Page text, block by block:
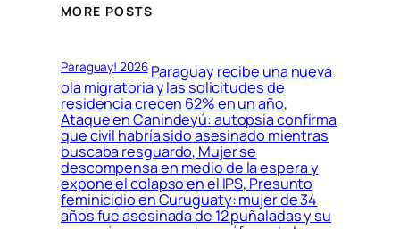
MORE POSTS
Paraguay! 2026Paraguay recibe una nueva
ola migratoria y las solicitudes de
residencia crecen 62% en un año,
Ataque en Canindeyú: autopsia confirma
que civil habría sido asesinado mientras
buscaba resguardo, Mujer se
descompensa en medio de la espera y
expone el colapso en el IPS, Presunto
feminicidio en Curuguaty: mujer de 34
años fue asesinada de 12 puñaladas y su